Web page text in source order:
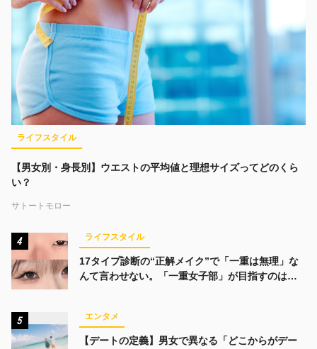
ライフスタイル
【男女別・身長別】ウエストの平均値と理想サイズってどのくら
い？
サトートモロー
4 ライフスタイル
17タイプ診断の“正解メイク”で「一重は無理」な
んて言わせない。「一重女子部」が目指すのは、
5 エンタメ
【デートの定義】男女で異なる「どこからがデー